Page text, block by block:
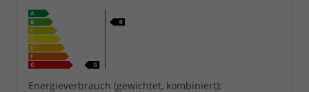
Energieverbrauch (gewichtet, kombiniert):